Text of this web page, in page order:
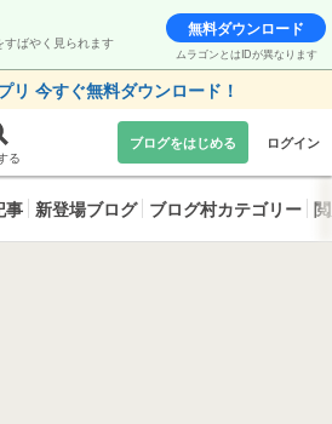
すばやく見られます
無料ダウンロード
ムラゴンとはIDが異なります
リ 今すぐ無料ダウンロード！
る
ブログをはじめる ログイン
事 新登場ブログ ブログ村カテゴリー